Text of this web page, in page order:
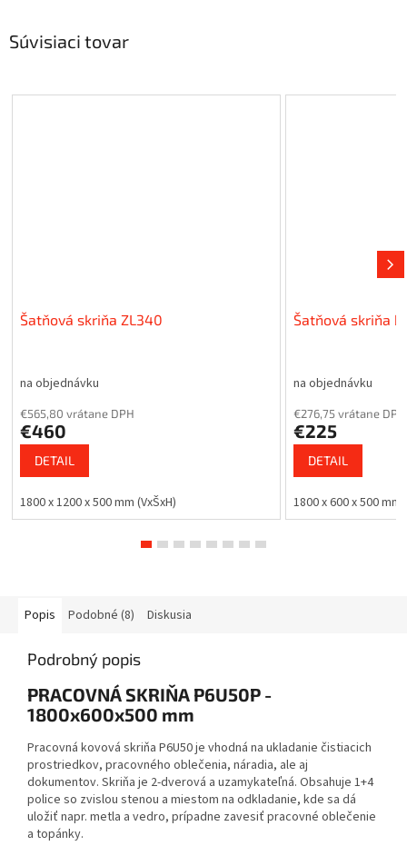
Súvisiaci tovar
Šatňová skriňa ZL340
na objednávku
€565,80 vrátane DPH
€460
DETAIL
1800 x 1200 x 500 mm (VxŠxH)
Šatňová skriňa
na objednávku
€276,75 vrátane DPH
€225
DETAIL
1800 x 600 x 500 mm
Popis Podobné (8) Diskusia
Podrobný popis
PRACOVNÁ SKRIŇA P6U50P -
1800x600x500 mm
Pracovná kovová skriňa P6U50 je vhodná na ukladanie čistiacich
prostriedkov, pracovného oblečenia, náradia, ale aj
dokumentov. Skriňa je 2-dverová a uzamykateľná. Obsahuje 1+4
police so zvislou stenou a miestom na odkladanie, kde sa dá
uložiť napr. metla a vedro, prípadne zavesiť pracovné oblečenie
a topánky.